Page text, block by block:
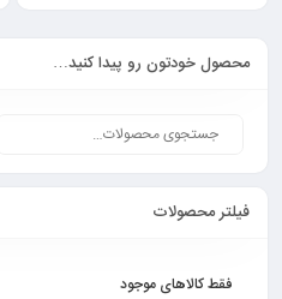
محصول خودتون رو پیدا کنید…
فیلتر محصولات
فقط کالاهای موجود